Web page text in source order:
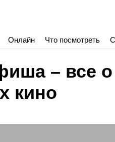
Онлайн Что посмотреть
– все о
кино